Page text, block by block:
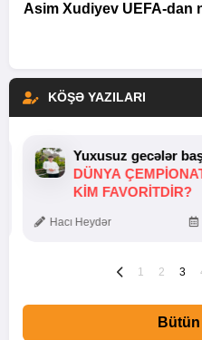
Asim Xudiyev UEFA-dan
KÖŞƏ YAZILARI
Yuxusuz gecələr
DÜNYA
KIM FAVORITDIR?
Hacı Heydər
1 2 3
Bütün